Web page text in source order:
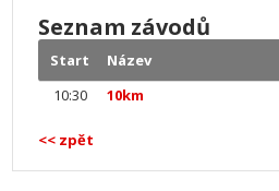
Seznam závodů
Start Název
10:30
10km
<< zpět